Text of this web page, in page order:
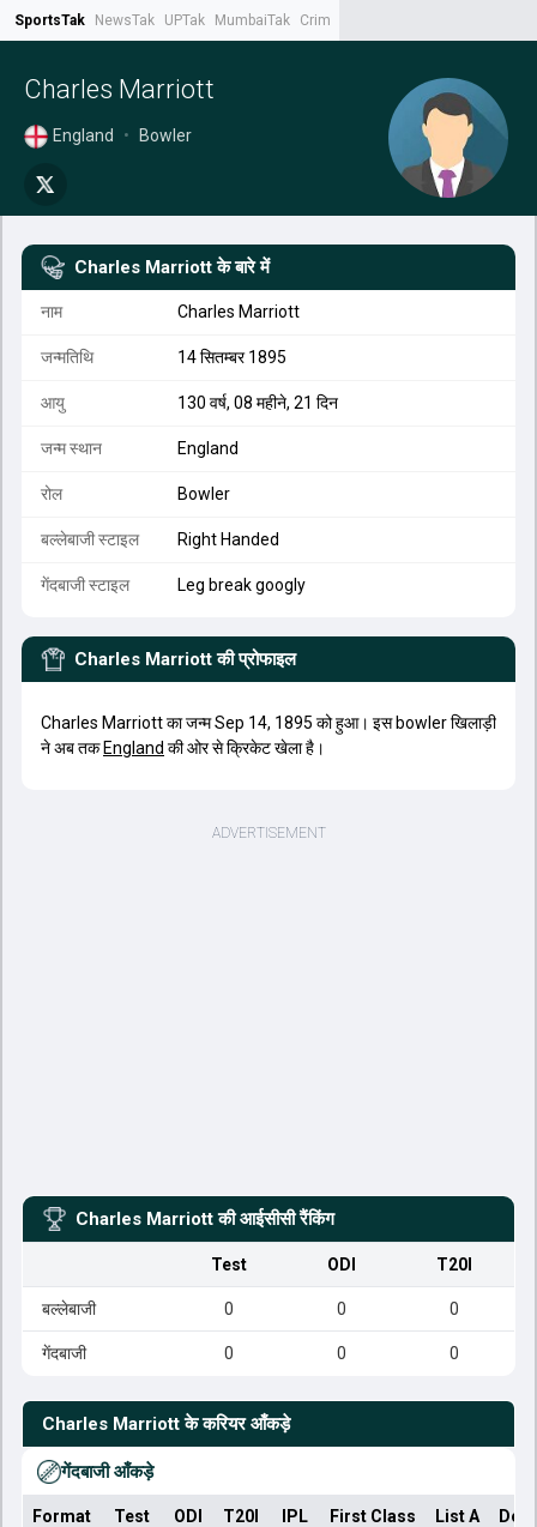
SportsTak NewsTak UPTak MumbaiTak CrimeTak
Charles Marriott
England • Bowler
Charles Marriott के बारे में
नाम Charles Marriott
जन्मतिथि 14 सितम्बर 1895
आयु 130 वर्ष, 08 महीने, 21 दिन
जन्म स्थान England
रोल Bowler
बल्लेबाजी स्टाइल Right Handed
गेंदबाजी स्टाइल Leg break googly
Charles Marriott की प्रोफाइल
Charles Marriott का जन्म Sep 14, 1895 को हुआ। इस bowler खिलाड़ी
ने अब तक England की ओर से क्रिकेट खेला है।
Charles Marriott की आईसीसी रैंकिंग
Test ODI T20I
बल्लेबाजी 0 0 0
गेंदबाजी 0 0 0
Charles Marriott के करियर आँकड़े
गेंदबाजी आँकड़े
Format Test ODI T20I IPL First Class List A